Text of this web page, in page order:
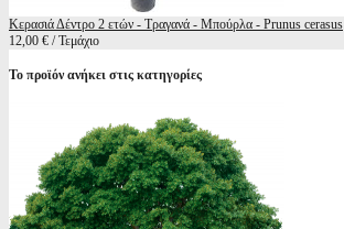
Κερασιά Δέντρο 2 ετών - Τραγανά - Μπούρλα - Prunus cerasus
12,00 € / Τεμάχιο
Το προϊόν ανήκει στις κατηγορίες